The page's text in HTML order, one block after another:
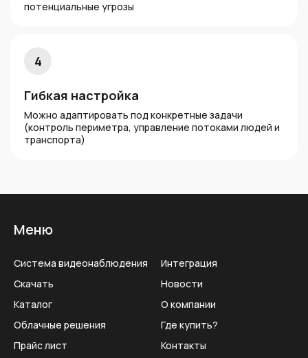
потенциальные угрозы
4
Гибкая настройка
Можно адаптировать под конкретные задачи
(контроль периметра, управление потоками людей и
транспорта)
Меню
Система видеонаблюдения
Скачать
Каталог
Облачные решения
Прайс лист
Интеграция
Новости
О компании
Где купить?
Контакты